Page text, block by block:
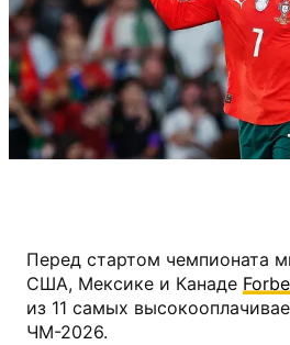
Перед стартом чемпионата
США, Мексике и Канаде
из 11 самых
ЧМ-2026.